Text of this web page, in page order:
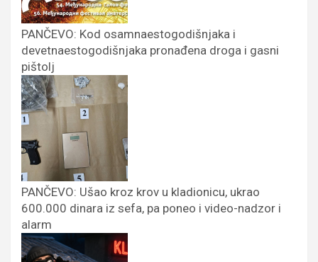
PANČEVO: Kod osamnaestogodišnjaka i
devetnaestogodišnjaka pronađena droga i gasni
pištolj
PANČEVO: Ušao kroz krov u kladionicu, ukrao
600.000 dinara iz sefa, pa poneo i video-nadzor i
alarm